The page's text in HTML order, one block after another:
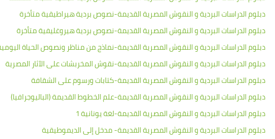
دبلوم الدراسات البردية و النقوش المصرية القديمة-نصوص بردية هيراطيقية متأخرة
دبلوم الدراسات البردية و النقوش المصرية القديمة-نصوص بردية هيروغليفية متأخرة
دبلوم الدراسات البردية و النقوش المصرية القديمة-نماذج من مناظر ونصوص الحياة
دبلوم الدراسات البردية و النقوش المصرية القديمة-نقوش المخربشات على الآثار المصرية
دبلوم الدراسات البردية و النقوش المصرية القديمة-كتابات ورسوم على الشقافة
دبلوم الدراسات البردية و النقوش المصرية القديمة-علم الخطوط القديمة (الباليوجرافيا)
دبلوم الدراسات البردية و النقوش المصرية القديمة-لغة يونانية 1
دبلوم الدراسات البردية و النقوش المصرية القديمة- مدخل إلى الديموطيقية